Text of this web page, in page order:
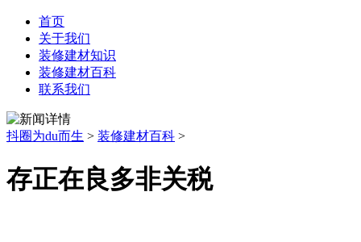
首页
关于我们
装修建材知识
装修建材百科
联系我们
抖圈为du而生 > 装修建材百科 >
存正在良多非关税